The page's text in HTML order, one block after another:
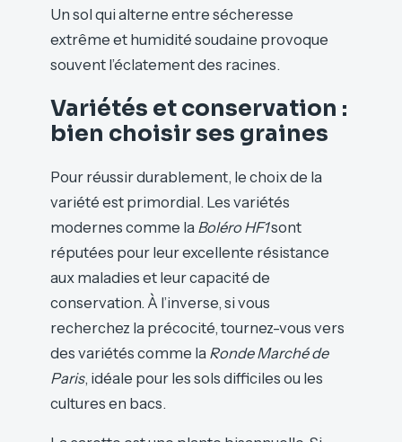
Un sol qui alterne entre sécheresse
extrême et humidité soudaine provoque
souvent l’éclatement des racines.
Variétés et conservation :
bien choisir ses graines
Pour réussir durablement, le choix de la
variété est primordial. Les variétés
modernes comme la Boléro HF1sont
réputées pour leur excellente résistance
aux maladies et leur capacité de
conservation. À l’inverse, si vous
recherchez la précocité, tournez-vous vers
des variétés comme la Ronde Marché de
Paris, idéale pour les sols difficiles ou les
cultures en bacs.